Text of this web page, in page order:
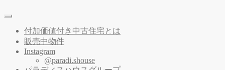
付加価値付き中古住宅とは
販売中物件
Instagram
@paradi.shouse